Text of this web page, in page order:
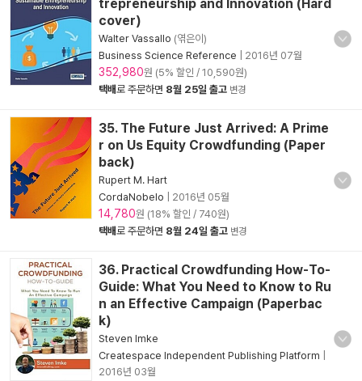
trepreneurship and Innovation (Hard
cover)
Walter Vassallo (엮은이)
Business Science Reference
2016년 07월
352,980원 (5% 할인 / 10,590원)
택배로 주문하면 8월 25일 출고 변경
35. The Future Just Arrived: A Prime
r on Us Equity Crowdfunding (Paper
back)
Rupert M. Hart
CordaNobelo
2016년 05월
14,780원 (18% 할인 / 740원)
택배로 주문하면 8월 24일 출고 변경
36. Practical Crowdfunding How-To-
Guide: What You Need to Know to Ru
n an Effective Campaign (Paperbac
k)
Steven Imke
Createspace Independent Publishing Platform
2016년 03월